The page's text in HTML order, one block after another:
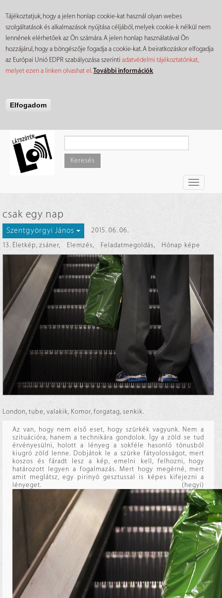
Tájékoztatjuk, hogy a jelen honlap cookie-kat használ olyan webes
szolgáltatások és alkalmazások nyújtása céljából, melyek cookie-k nélkül nem
lennének elérhetőek az Ön számára. A jelen honlap használatával Ön
hozzájárul, hogy a böngészője fogadja a cookie-kat. A beiratkozáskor elfogadja
az Európai Unió EDPR szabályozása szerintiadatvédelmi tájékoztatónkat,
melyet ezen a linken olvashat el.További információk
Elfogadom
tartalomra
Keresés
Toggle
csak egy nap
Szentgyörgyi János
2015. 06. 06.
13. Életkép, zsáner, Elemzés, Feladatmegoldás, Hónap képe
London, tube, valakik, Komor, forgatag, senkik.
Az van, hogy nem első eset, hogy szürkék vagyunk. Nem a
szituációra, hanem a technikára gondolok. Így a zöld se tud
érvényesülni, holott a lényeg a sokféle hasonló tónusból
kiugró zöld lenne. Dobjátok le a szürke fátyolosságot, mert
koszos és fáradt lesz a kép, emelni kell, felhozni, hogy
határozott legyen a fogalmazás. Mert hogy megérné, mert
amit meglátsz, egy pirinyó gesztussal is képes kifejezni a
lényeget. (hegyi)